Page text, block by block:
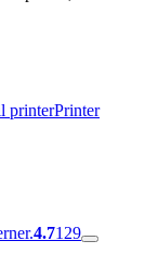
printerPrinter
4.7129